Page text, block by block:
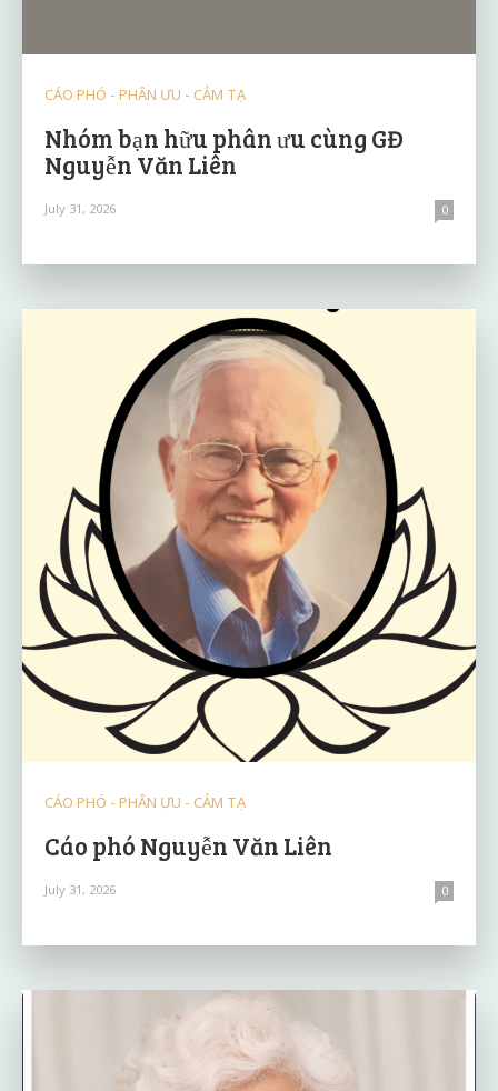
CÁO PHÓ - PHÂN ƯU - CẢM TẠ
Nhóm bạn hữu phân ưu cùng GĐ
Nguyễn Văn Liên
July 31, 2026 0
CÁO PHÓ - PHÂN ƯU - CẢM TẠ
Cáo phó Nguyễn Văn Liên
July 31, 2026 0